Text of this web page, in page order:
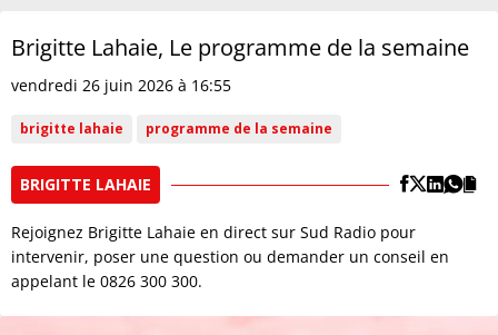
Brigitte Lahaie, Le programme de la semaine
vendredi 26 juin 2026 à 16:55
brigitte lahaie programme de la semaine
BRIGITTE LAHAIE
​​Rejoignez Brigitte Lahaie en direct sur Sud Radio pour
intervenir, poser une question ou demander un conseil en
appelant le 0826 300 300.